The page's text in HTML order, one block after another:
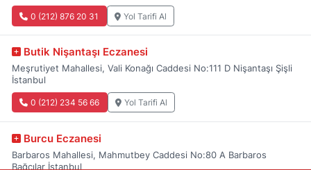
0 (212) 876 20 31 Yol Tarifi Al
Butik Nişantaşı Eczanesi
Meşrutiyet Mahallesi, Vali Konağı Caddesi No:111 D Nişantaşı Şişli
İstanbul
0 (212) 234 56 66 Yol Tarifi Al
Burcu Eczanesi
Barbaros Mahallesi, Mahmutbey Caddesi No:80 A Barbaros
Bağcılar İstanbul